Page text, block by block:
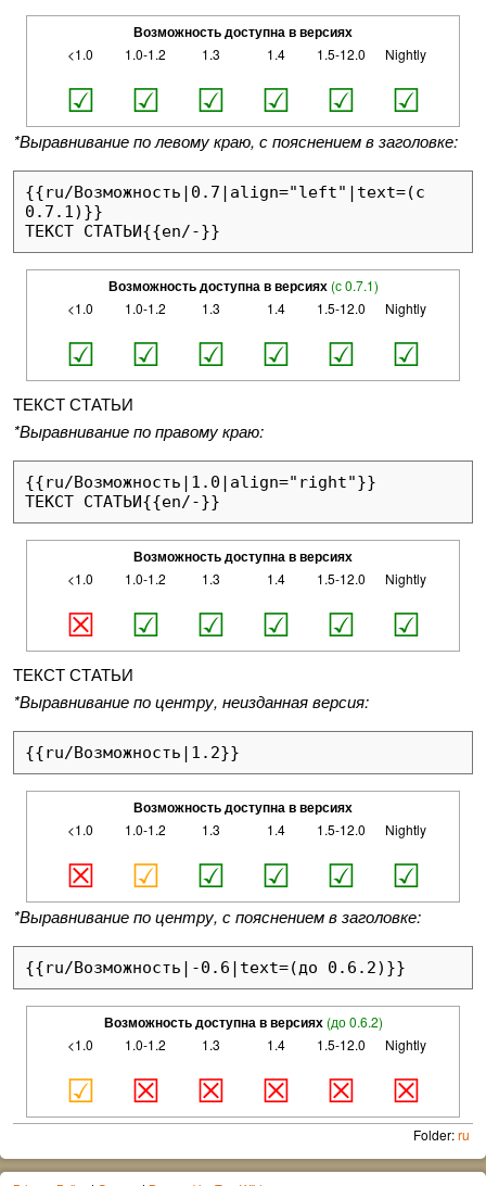
Возможность доступна в версиях
<1.0
☑
1.0-1.2
☑
1.3
☑
1.4
☑
1.5-12.0
☑
Nightly
☑
*Выравнивание по левому краю, с пояснением в заголовке:
{{ru/Возможность|0.7|align="left"|text=(с
0.7.1)}}
ТЕКСТ СТАТЬИ{{en/-}}
Возможность доступна в версиях (с 0.7.1)
<1.0
☑
1.0-1.2
☑
1.3
☑
1.4
☑
1.5-12.0
☑
Nightly
☑
ТЕКСТ СТАТЬИ
*Выравнивание по правому краю:
{{ru/Возможность|1.0|align="right"}}
ТЕКСТ СТАТЬИ{{en/-}}
Возможность доступна в версиях
<1.0
☒
1.0-1.2
☑
1.3
☑
1.4
☑
1.5-12.0
☑
Nightly
☑
ТЕКСТ СТАТЬИ
*Выравнивание по центру, неизданная версия:
{{ru/Возможность|1.2}}
Возможность доступна в версиях
<1.0
☒
1.0-1.2
☑
1.3
☑
1.4
☑
1.5-12.0
☑
Nightly
☑
*Выравнивание по центру, с пояснением в заголовке:
{{ru/Возможность|-0.6|text=(до 0.6.2)}}
Возможность доступна в версиях (до 0.6.2)
<1.0
☑
1.0-1.2
☒
1.3
☒
1.4
☒
1.5-12.0
☒
Nightly
☒
Folder:ru